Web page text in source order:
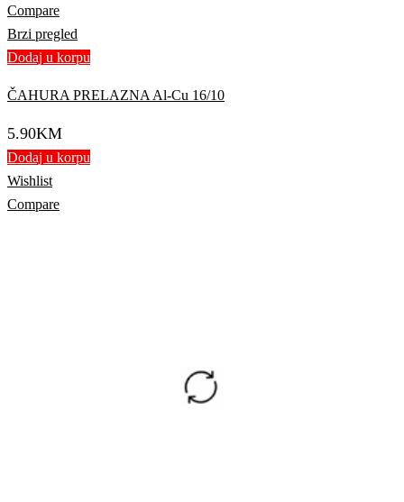
Compare
Brzi pregled
Dodaj u korpu
ČAHURA PRELAZNA Al-Cu 16/10
5.90KM
Dodaj u korpu
Wishlist
Compare